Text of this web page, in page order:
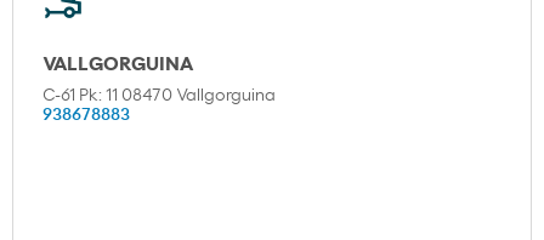
VALLGORGUINA
C-61 Pk: 11 08470 Vallgorguina
938678883